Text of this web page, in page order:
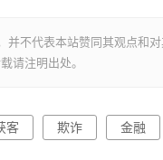
不代表本站赞同其观点和
请注明出处。
客 欺诈 金融